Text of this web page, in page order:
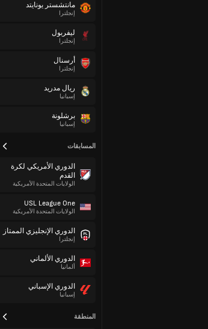
مانتشستر يونايتد
إنجلترا
ليفربول
إنجلترا
أرسنال
إنجلترا
ريال مدريد
إسبانيا
برشلونة
إسبانيا
المسابقات
الدوري الأمريكي لكرة
القدم
الولايات المتحدة الأمريكية
USL League One
الولايات المتحدة الأمريكية
الدوري الإنجليزي الممتاز
إنجلترا
الدوري الألماني
ألمانيا
الدوري الإسباني
إسبانيا
المنطقة